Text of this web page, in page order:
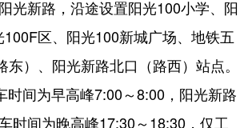
Español Français عربى
日本語 한국어
Português
光新路，沿途设置阳光100小学、阳
区、阳光100新城广场、地铁五
东）、阳光新路北口（路西）站点。
时间为早高峰7:00～8:00，阳光新路
时间为晚高峰17:30～18:30，仅工